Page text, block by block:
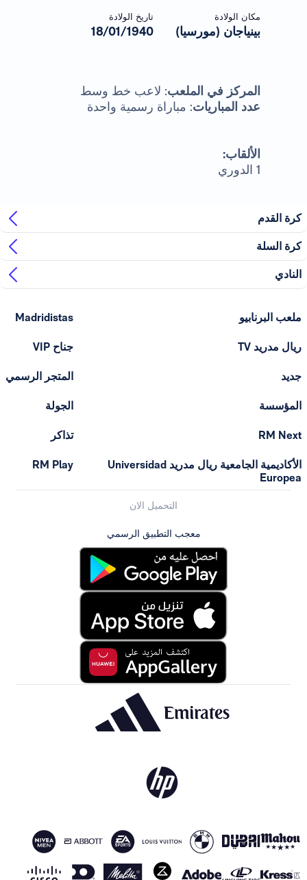
مكان الولادة
بينياجان (مورسيا)
تاريخ الولادة
18/01/1940
المركز في الملعب: لاعب خط وسط
عدد المباريات: مباراة رسمية واحدة
الألقاب:
1 الدوري
كرة القدم
كرة السلة
النادي
ملعب البرنابيو
ريال مدريد TV
جديد
المؤسسة
RM Next
الأكاديمية الجامعية ريال مدريد Universidad
Europea
Madridistas
جناح VIP
المتجر الرسمي
الجولة
تذاكر
RM Play
التحميل الان
معجب التطبيق الرسمي